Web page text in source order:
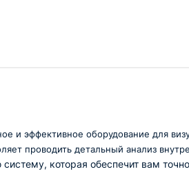
и эффективное оборудование для
проводить детальный анализ
которая обеспечит вам